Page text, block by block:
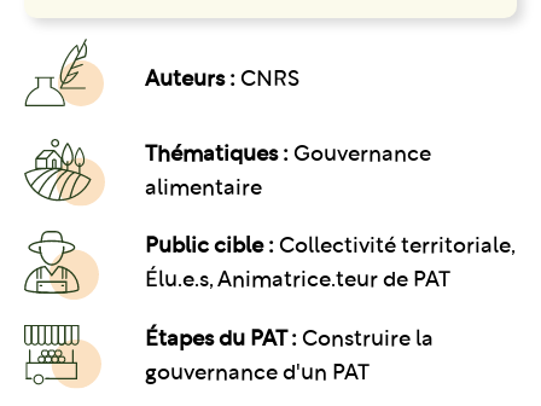
Auteurs : CNRS
Thématiques : Gouvernance
alimentaire
Public cible : Collectivité territoriale,
Élu.e.s, Animatrice.teur de PAT
Étapes du PAT : Construire la
gouvernance d'un PAT